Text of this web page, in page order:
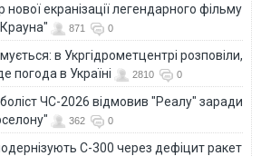
екранізації легендарного фільму
871 0
в Укргідрометцентрі розповіли,
погода в Україні
2810 0
ЧС-2026 відмовив "Реалу" заради
362 0
С-300 через дефіцит ракет